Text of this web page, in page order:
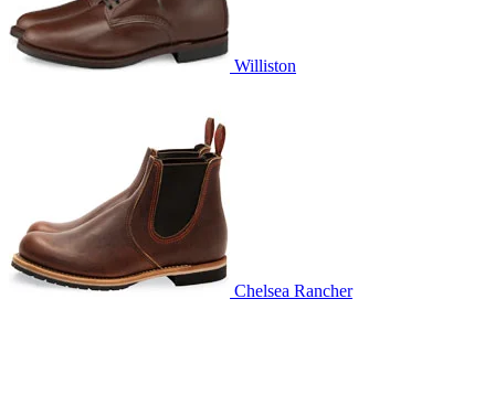
Williston
Chelsea Rancher